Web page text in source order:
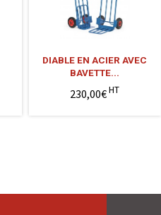
DIABLE EN ACIER AVEC
BAVETTE...
230,00€HT